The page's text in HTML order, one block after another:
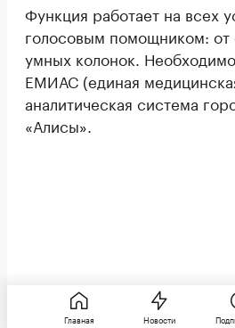
Функция работает на всех
голосовым помощником:
умных колонок.
ЕМИАС (единая
аналитическая система
«Алисы».
Главная Новости